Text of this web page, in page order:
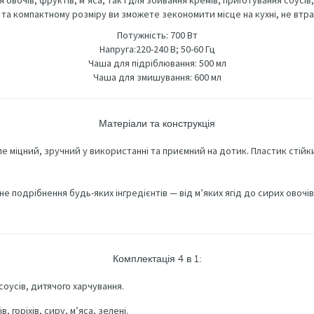
компактному розміру ви зможете зекономити місце на кухні, не
Потужність: 700 Вт
Напруга:220-240 В; 50-60 Гц
Чаша для підріблювання: 500 мл
Чаша для змишування: 600 мл
Матеріали та конструкція
міцний, зручний у використанні та приємний на дотик. Пластик
подрібнення будь-яких інгредієнтів — від м’яких ягід до сирих
Комплектація 4 в 1:
дитячого харчування.
сиру, м’яса, зелені.